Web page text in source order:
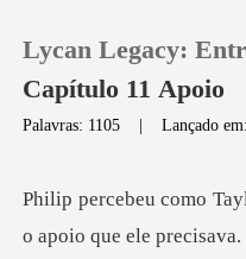
Loja
Lycan Legacy:
Capítulo 11 Apoio
Palavras: 1105 |Lançado